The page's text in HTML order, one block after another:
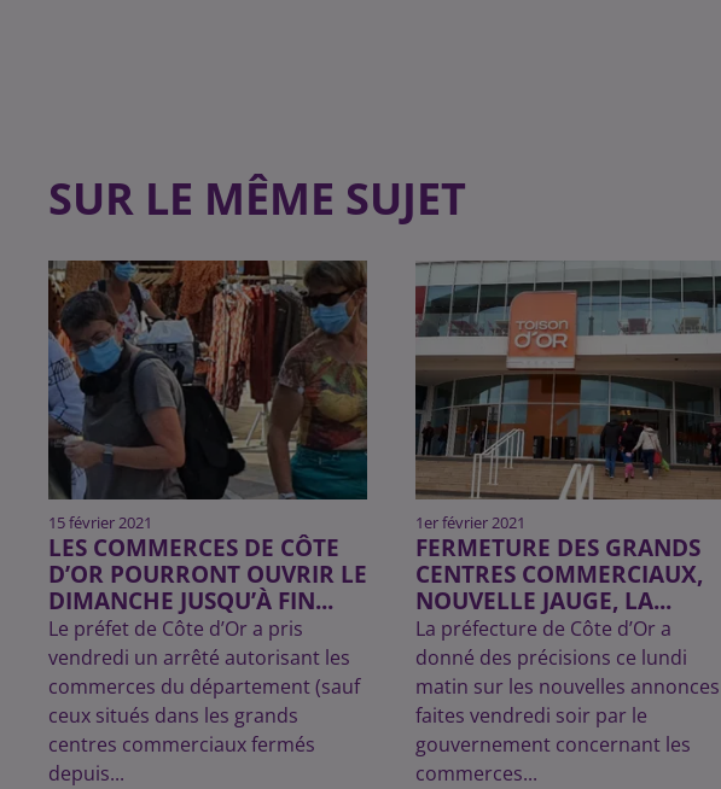
SUR LE MÊME SUJET
15 février 2021
LES COMMERCES DE CÔTE
D’OR POURRONT OUVRIR LE
DIMANCHE JUSQU’À FIN...
Le préfet de Côte d’Or a pris
vendredi un arrêté autorisant les
commerces du département (sauf
ceux situés dans les grands
centres commerciaux fermés
depuis...
1er février 2021
FERMETURE DES GRANDS
CENTRES COMMERCIAUX,
NOUVELLE JAUGE, LA...
La préfecture de Côte d’Or a
donné des précisions ce lundi
matin sur les nouvelles annonces
faites vendredi soir par le
gouvernement concernant les
commerces...